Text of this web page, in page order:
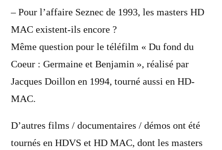
– Pour l’affaire Seznec de 1993, les masters HD
MAC existent-ils encore ?
Même question pour le téléfilm « Du fond du
Coeur : Germaine et Benjamin », réalisé par
Jacques Doillon en 1994, tourné aussi en HD-
MAC.
D’autres films / documentaires / démos ont été
tournés en HDVS et HD MAC, dont les masters